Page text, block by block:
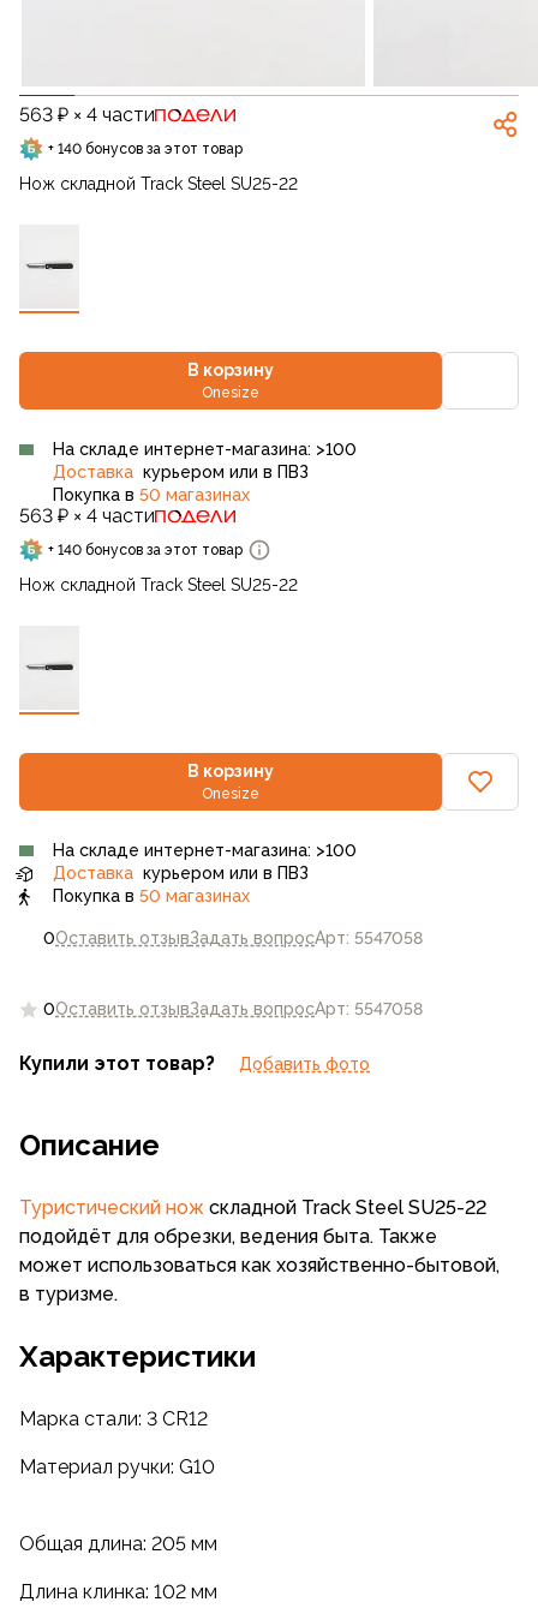
563 ₽ × 4 части
+ 140 бонусов за этот товар
Нож складной Track Steel SU25-22
В корзину
Onesize
0Оставить отзывЗадать вопросАрт: 5547058
На складе интернет-магазина: >100
Доставка курьером или в ПВЗ
Покупка в 50 магазинах
563 ₽ × 4 части
+ 140 бонусов за этот товар
Нож складной Track Steel SU25-22
В корзину
Onesize
0Оставить отзывЗадать вопросАрт: 5547058
На складе интернет-магазина: >100
Доставка курьером или в ПВЗ
Покупка в 50 магазинах
Купили этот товар? Добавить фото
Описание
Туристический нож складной Track Steel SU25-22
подойдёт для обрезки, ведения быта. Также
может использоваться как хозяйственно-бытовой,
в туризме.
Характеристики
Марка стали: 3 CR12
Материал ручки: G10
Общая длина: 205 мм
Длина клинка: 102 мм